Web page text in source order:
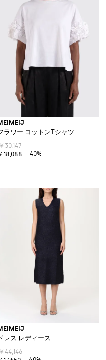
ラワー コットンTシャツ
30,147
18,088
-40%
ドレス レディース
44,146